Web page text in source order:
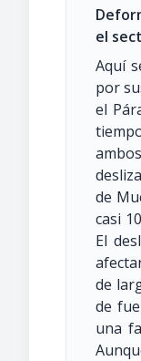
el
Aquí
por
el
de
casi
El
de
de
una